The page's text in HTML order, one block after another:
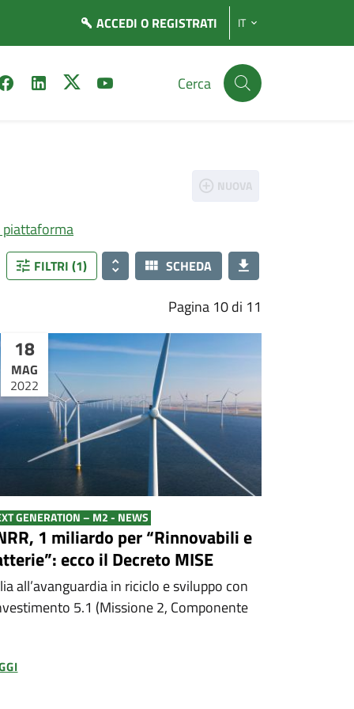
ACCEDI O REGISTRATI IT
Cerca
NUOVA
piattaforma
FILTRI (1) SCHEDA
Pagina 10 di 11
18
MAG
2022
GENERATION – M2 - NEWS
1 miliardo per “Rinnovabili e
ecco il Decreto MISE
all’avanguardia in riciclo e sviluppo con
5.1 (Missione 2, Componente